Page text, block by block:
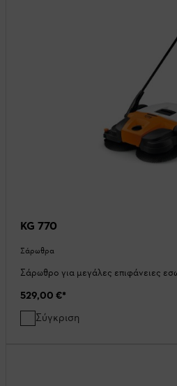
KG 770
Σάρωθρα
Σάρωθρο για μεγάλες επιφάνειες
529,00 €*
Σύγκριση